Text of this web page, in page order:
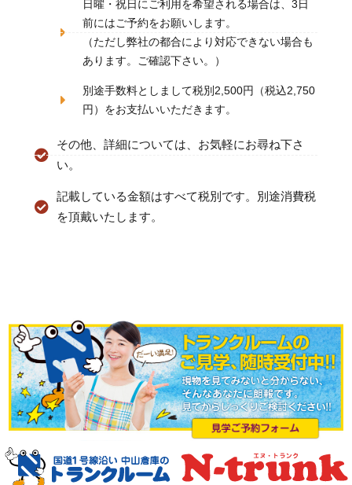
日曜・祝日にご利用を希望される場合は、3日
前にはご予約をお願いします。
（ただし弊社の都合により対応できない場合も
あります。ご確認下さい。）
別途手数料としまして税別2,500円（税込2,750
円）をお支払いいただきます。
その他、詳細については、お気軽にお尋ね下さ
い。
記載している金額はすべて税別です。別途消費税
を頂戴いたします。